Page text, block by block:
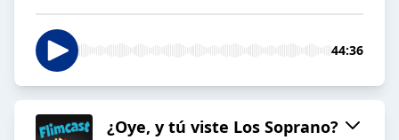
44:36
¿Oye, y tú viste Los Soprano?